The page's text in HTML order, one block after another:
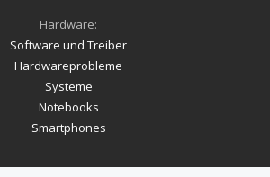
Hardware:
Software und Treiber
Hardwareprobleme
Systeme
Notebooks
Smartphones